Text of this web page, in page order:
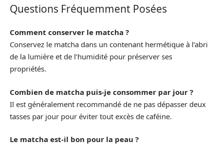
Questions Fréquemment Posées
Comment conserver le matcha ?
Conservez le matcha dans un contenant hermétique à l’abri
de la lumière et de l’humidité pour préserver ses
propriétés.
Combien de matcha puis-je consommer par jour ?
Il est généralement recommandé de ne pas dépasser deux
tasses par jour pour éviter tout excès de caféine.
Le matcha est-il bon pour la peau ?